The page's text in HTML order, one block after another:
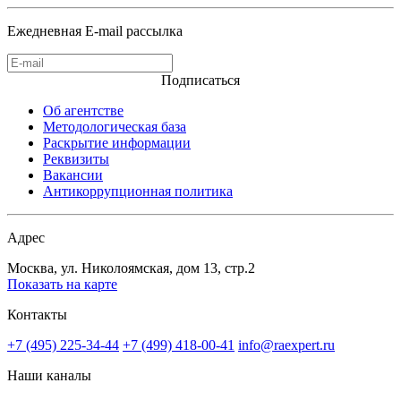
Ежедневная E-mail рассылка
Подписаться
Об агентстве
Методологическая база
Раскрытие информации
Реквизиты
Вакансии
Антикоррупционная политика
Адрес
Москва, ул. Николоямская, дом 13, стр.2
Показать на карте
Контакты
+7 (495) 225-34-44 +7 (499) 418-00-41 info@raexpert.ru
Наши каналы